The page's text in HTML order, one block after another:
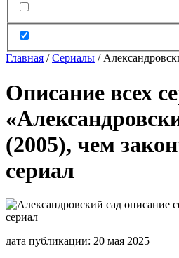
Главная /Сериалы /
Описание всех
(2005), чем
сериал
дата публикации: 20 мая 2025